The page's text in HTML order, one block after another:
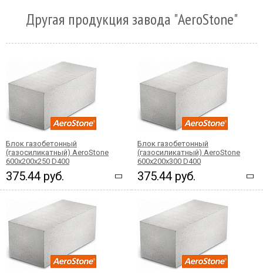
Другая продукция завода "AeroStone"
Блок газобетонный
(газосиликатный) AeroStone
600x200x250 D400
375.44 руб.
Блок газобетонный
(газосиликатный) AeroStone
600x200x300 D400
375.44 руб.